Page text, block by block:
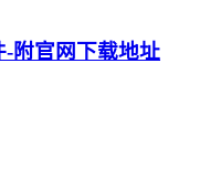
-附官网下载地址